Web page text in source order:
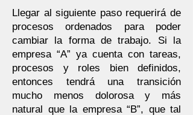
Llegar al siguiente paso requerirá de
procesos ordenados para poder
cambiar la forma de trabajo. Si la
empresa “A” ya cuenta con tareas,
procesos y roles bien definidos,
entonces tendrá una transición
mucho menos dolorosa y más
natural que la empresa “B”, que tal